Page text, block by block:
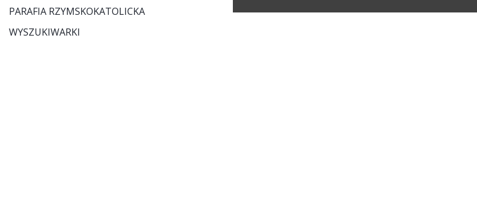
PARAFIA RZYMSKOKATOLICKA
WYSZUKIWARKI